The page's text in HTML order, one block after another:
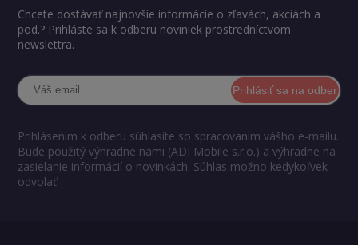
Chcete dostávať najnovšie informácie o zľavách, akciách a
pod.? Prihláste sa k odberu noviniek prostredníctvom
newslettra.
Prihlásiť sa na odber
Prihlásením k odberu súhlasíte so spracovaním vášho e-mailu.
Bude použitý výhradne nami (ADI Mobile s.r.o.) a výhradne na
zasielanie informácií o novinkách. Súhlas možno kedykoľvek
odvolať.